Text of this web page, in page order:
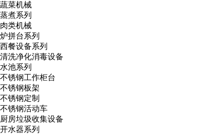
蔬菜机械
蒸煮系列
肉类机械
炉拼台系列
西餐设备系列
清洗净化消毒设备
水池系列
不锈钢工作柜台
不锈钢板架
不锈钢定制
不锈钢活动车
厨房垃圾收集设备
开水器系列